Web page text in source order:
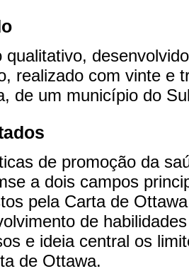
qualitativo,
realizado com vinte e
de um município do
de promoção da
a dois campos
pela Carta de
de
e ideia central os
de Ottawa.